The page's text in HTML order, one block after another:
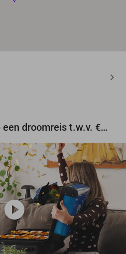
Maak gratis kans op een droomreis t.w.v. €3.000!
play_circle